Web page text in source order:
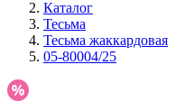
Каталог
Тесьма
Тесьма жаккардовая
05-80004/25